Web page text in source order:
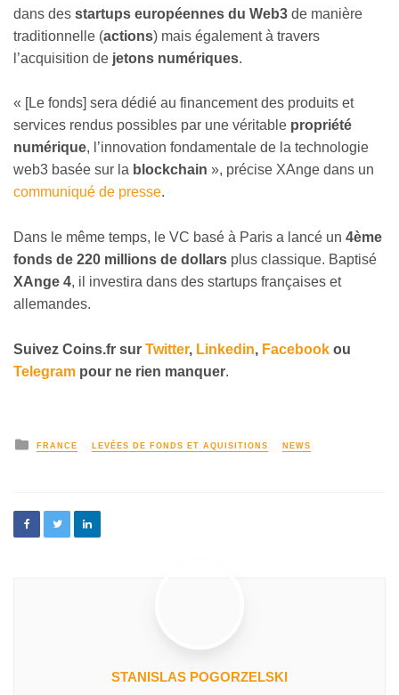
dans des startups européennes du Web3 de manière
traditionnelle (actions) mais également à travers
l’acquisition de jetons numériques.
« [Le fonds] sera dédié au financement des produits et
services rendus possibles par une véritable propriété
numérique, l’innovation fondamentale de la technologie
web3 basée sur la blockchain », précise XAnge dans un
communiqué de presse.
Dans le même temps, le VC basé à Paris a lancé un 4ème
fonds de 220 millions de dollars plus classique. Baptisé
XAnge 4, il investira dans des startups françaises et
allemandes.
Suivez Coins.fr sur Twitter, Linkedin, Facebook ou
Telegram pour ne rien manquer.
FRANCE LEVÉES DE FONDS ET AQUISITIONS NEWS
STANISLAS POGORZELSKI